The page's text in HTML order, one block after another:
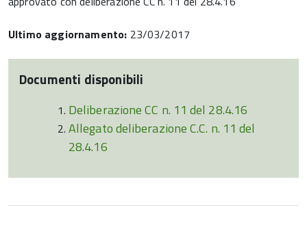
Ultimo aggiornamento: 23/03/2017
Documenti disponibili
Deliberazione CC n. 11 del 28.4.16
Allegato deliberazione C.C. n. 11 del
28.4.16